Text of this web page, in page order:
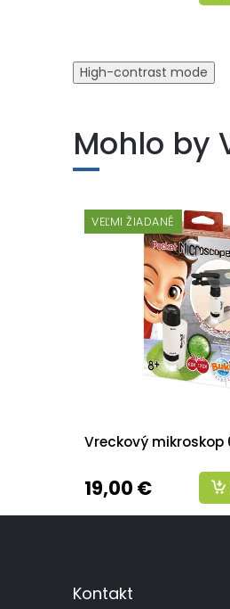
High-contrast mode
Mohlo by
VEĽMI ŽIADANÉ
Vreckový mikroskop
19,00 €
Kontakt